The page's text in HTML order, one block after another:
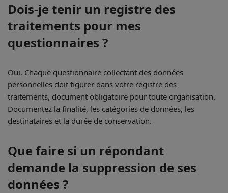
Dois-je tenir un registre des
traitements pour mes
questionnaires ?
Oui. Chaque questionnaire collectant des données
personnelles doit figurer dans votre registre des
traitements, document obligatoire pour toute organisation.
Documentez la finalité, les catégories de données, les
destinataires et la durée de conservation.
Que faire si un répondant
demande la suppression de ses
données ?